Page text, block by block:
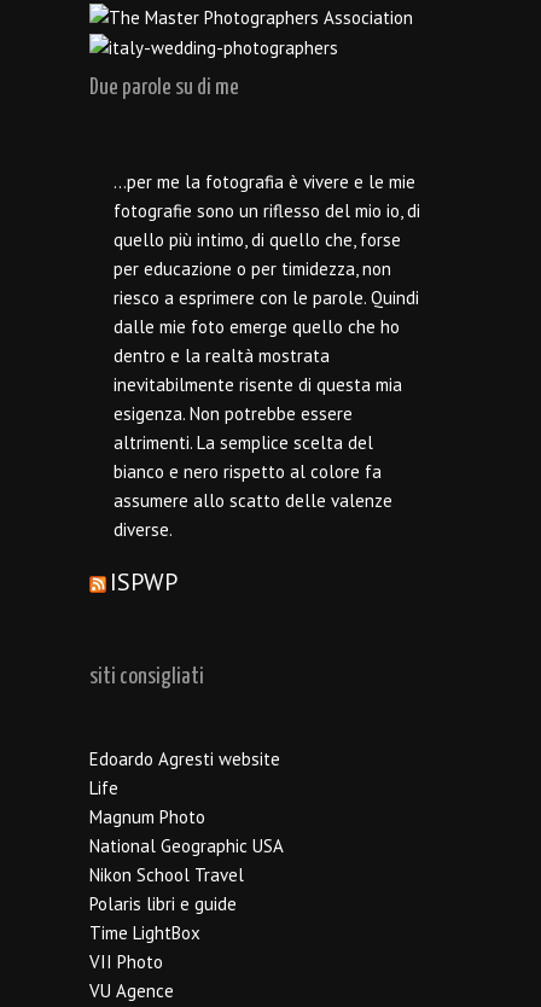
Due parole su di me
…per me la fotografia è vivere e le mie
fotografie sono un riflesso del mio io, di
quello più intimo, di quello che, forse
per educazione o per timidezza, non
riesco a esprimere con le parole. Quindi
dalle mie foto emerge quello che ho
dentro e la realtà mostrata
inevitabilmente risente di questa mia
esigenza. Non potrebbe essere
altrimenti. La semplice scelta del
bianco e nero rispetto al colore fa
assumere allo scatto delle valenze
diverse.
ISPWP
siti consigliati
Edoardo Agresti website
Life
Magnum Photo
National Geographic USA
Nikon School Travel
Polaris libri e guide
Time LightBox
VII Photo
VU Agence